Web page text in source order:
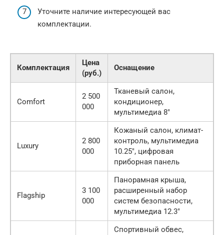
Уточните наличие интересующей вас
комплектации.
Комплектация
Цена
(руб.)
Оснащение
Comfort
2 500
000
Тканевый салон,
кондиционер,
мультимедиа 8″
Luxury
2 800
000
Кожаный салон, климат-
контроль, мультимедиа
10.25″, цифровая
приборная панель
Flagship
3 100
000
Панорамная крыша,
расширенный набор
систем безопасности,
мультимедиа 12.3″
Спортивный обвес,